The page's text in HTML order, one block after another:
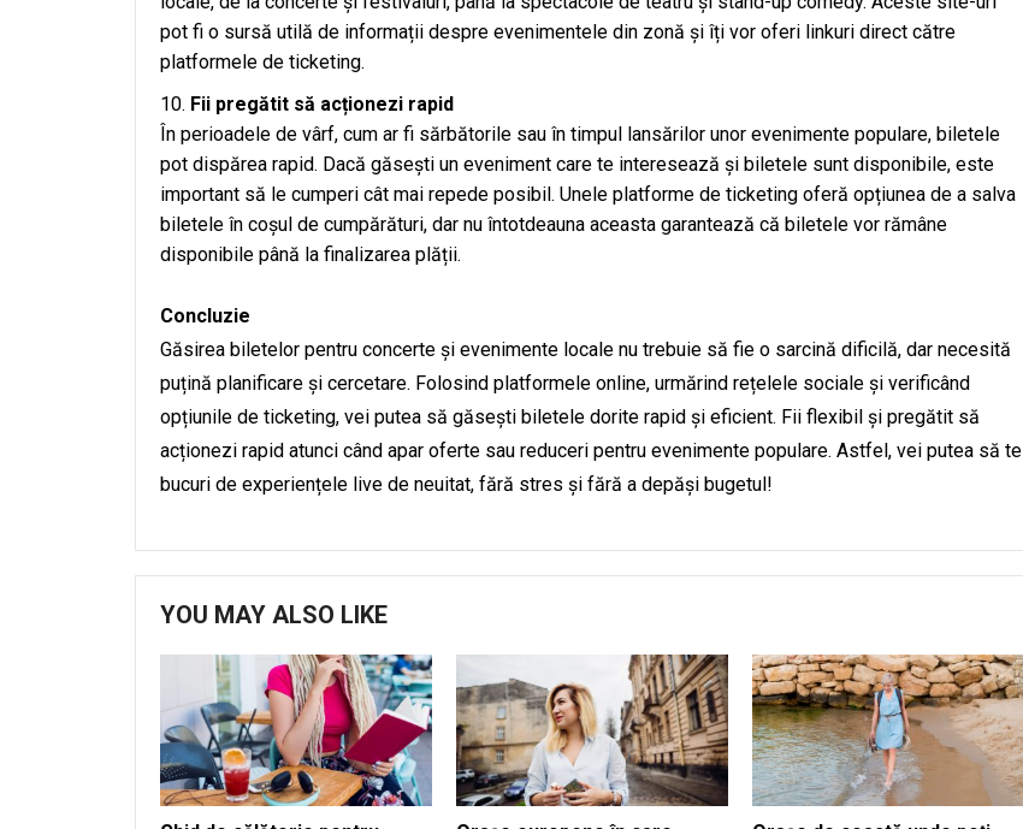
pot fi o sursă utilă de informații despre evenimentele din zonă și îți vor oferi linkuri direct către
platformele de ticketing.
Fii pregătit să acționezi rapid
În perioadele de vârf, cum ar fi sărbătorile sau în timpul lansărilor unor evenimente populare, biletele
pot dispărea rapid. Dacă găsești un eveniment care te interesează și biletele sunt disponibile, este
important să le cumperi cât mai repede posibil. Unele platforme de ticketing oferă opțiunea de a salva
biletele în coșul de cumpărături, dar nu întotdeauna aceasta garantează că biletele vor rămâne
disponibile până la finalizarea plății.
Concluzie
Găsirea biletelor pentru concerte și evenimente locale nu trebuie să fie o sarcină dificilă, dar necesită
puțină planificare și cercetare. Folosind platformele online, urmărind rețelele sociale și verificând
opțiunile de ticketing, vei putea să găsești biletele dorite rapid și eficient. Fii flexibil și pregătit să
acționezi rapid atunci când apar oferte sau reduceri pentru evenimente populare. Astfel, vei putea să te
bucuri de experiențele live de neuitat, fără stres și fără a depăși bugetul!
YOU MAY ALSO LIKE